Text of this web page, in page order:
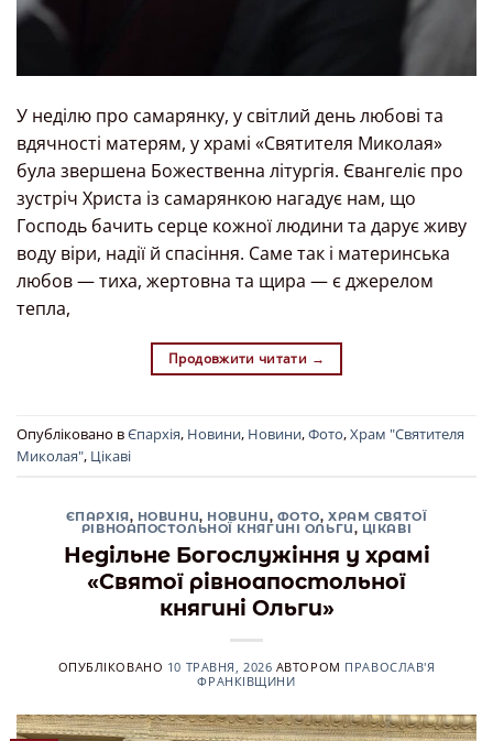
У неділю про самарянку, у світлий день любові та
вдячності матерям, у храмі «Святителя Миколая»
була звершена Божественна літургія. Євангеліє про
зустріч Христа із самарянкою нагадує нам, що
Господь бачить серце кожної людини та дарує живу
воду віри, надії й спасіння. Саме так і материнська
любов — тиха, жертовна та щира — є джерелом
тепла,
Продовжити читати →
Опубліковано вЄпархія, Новини, Новини,Фото,Храм "Святителя
Миколая", Цікаві
ЄПАРХІЯ, НОВИНИ, НОВИНИ, ФОТО,ХРАМ СВЯТОЇ
РІВНОАПОСТОЛЬНОЇ КНЯГИНІ ОЛЬГИ, ЦІКАВІ
Недільне Богослужіння у храмі
«Святої рівноапостольної
княгині Ольги»
ОПУБЛІКОВАНО 10 ТРАВНЯ, 2026 АВТОРОМ ПРАВОСЛАВ'Я
ФРАНКІВЩИНИ